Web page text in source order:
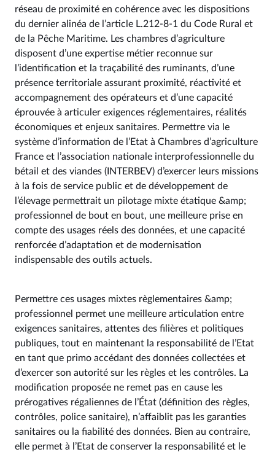
réseau de proximité en cohérence avec les dispositions
du dernier alinéa de l’article L.212-8-1 du Code Rural et
de la Pêche Maritime. Les chambres d’agriculture
disposent d’une expertise métier reconnue sur
l’identification et la traçabilité des ruminants, d’une
présence territoriale assurant proximité, réactivité et
accompagnement des opérateurs et d’une capacité
éprouvée à articuler exigences réglementaires, réalités
économiques et enjeux sanitaires. Permettre via le
système d’information de l’Etat à Chambres d’agriculture
France et l’association nationale interprofessionnelle du
bétail et des viandes (INTERBEV) d’exercer leurs missions
à la fois de service public et de développement de
l’élevage permettrait un pilotage mixte étatique &amp;
professionnel de bout en bout, une meilleure prise en
compte des usages réels des données, et une capacité
renforcée d’adaptation et de modernisation
indispensable des outils actuels.
Permettre ces usages mixtes règlementaires &amp;
professionnel permet une meilleure articulation entre
exigences sanitaires, attentes des filières et politiques
publiques, tout en maintenant la responsabilité de l’Etat
en tant que primo accédant des données collectées et
d’exercer son autorité sur les règles et les contrôles. La
modification proposée ne remet pas en cause les
prérogatives régaliennes de l’État (définition des règles,
contrôles, police sanitaire), n’affaiblit pas les garanties
sanitaires ou la fiabilité des données. Bien au contraire,
elle permet à l’Etat de conserver la responsabilité et le